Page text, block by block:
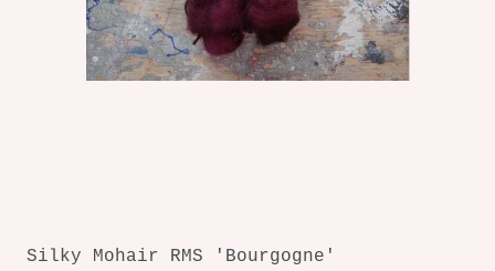
Silky Mohair RMS 'Bourgogne'